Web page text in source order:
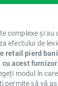
complexe și au
efectului de
retail pierd
cu acest furnizor
modul în
permite să vă